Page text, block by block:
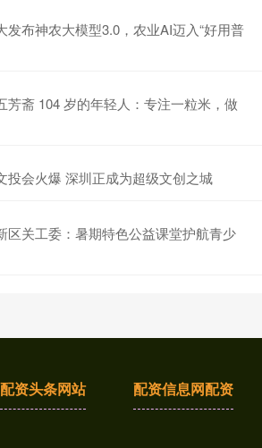
发布神农大模型3.0，农业AI迈入“好用普
芳斋 104 岁的年轻人：专注一粒米，做
投会火爆 深圳正成为超级文创之城
区关工委：暑期特色公益课堂护航青少
配资头条网站 配资信息网配资